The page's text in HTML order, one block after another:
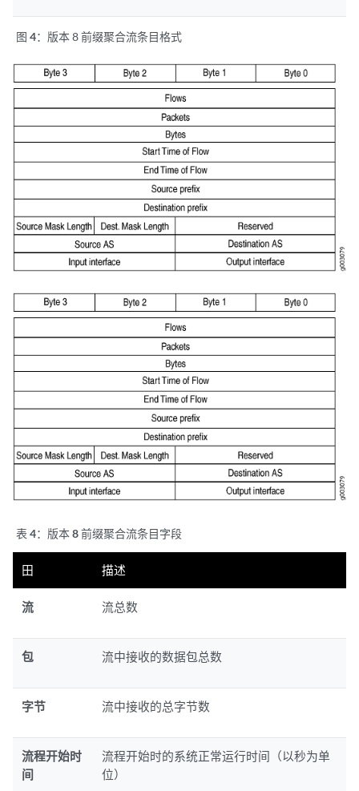
图 4： 版本 8 前缀聚合流条目格式
表 4： 版本 8 前缀聚合流条目字段
田 描述
流 流总数
包 流中接收的数据包总数
字节 流中接收的总字节数
流程开始时
间
流程开始时的系统正常运行时间（以秒为单
位）